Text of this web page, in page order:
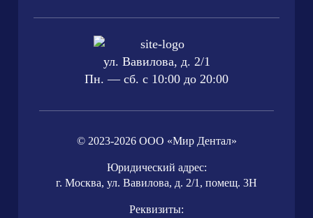
ул. Вавилова, д. 2/1
Пн. — сб. с 10:00 до 20:00
© 2023-2026 ООО «Мир Дентал»
Юридический адрес:
г. Москва, ул. Вавилова, д. 2/1, помещ. 3Н
Реквизиты: